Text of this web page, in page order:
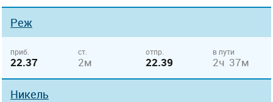
Реж
приб.
22.37
ст.
2м
отпр.
22.39
в пути
2ч 37м
Никель